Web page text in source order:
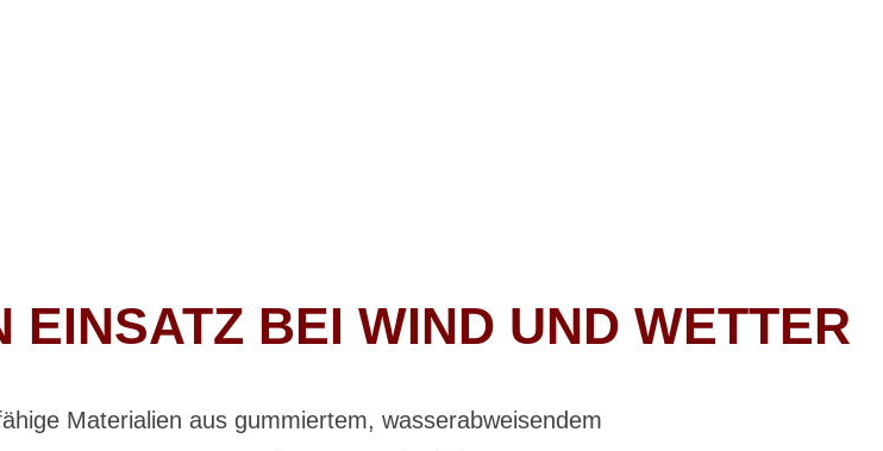
EINSATZ BEI WIND UND WETTER
Materialien aus gummiertem, wasserabweisendem